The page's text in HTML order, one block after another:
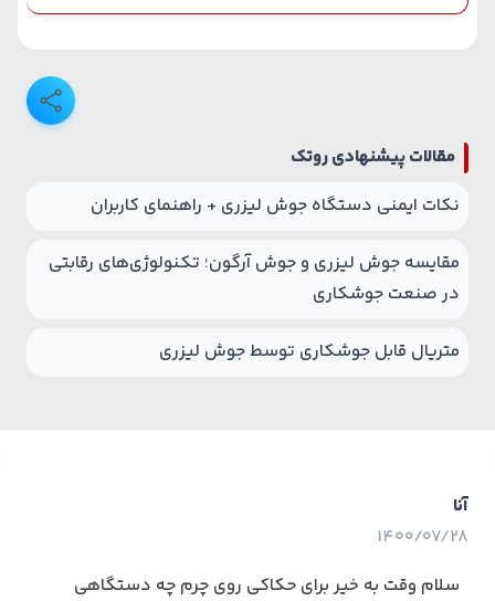
مقالات پیشنهادی روتک
نکات ایمنی دستگاه جوش لیزری + راهنمای کاربران
مقایسه جوش لیزری و جوش آرگون؛ تکنولوژی‌های رقابتی
در صنعت جوشکاری
متریال قابل جوشکاری توسط جوش لیزری
آنا
1400/07/28
سلام وقت به خیر برای حکاکی روی چرم چه دستگاهی